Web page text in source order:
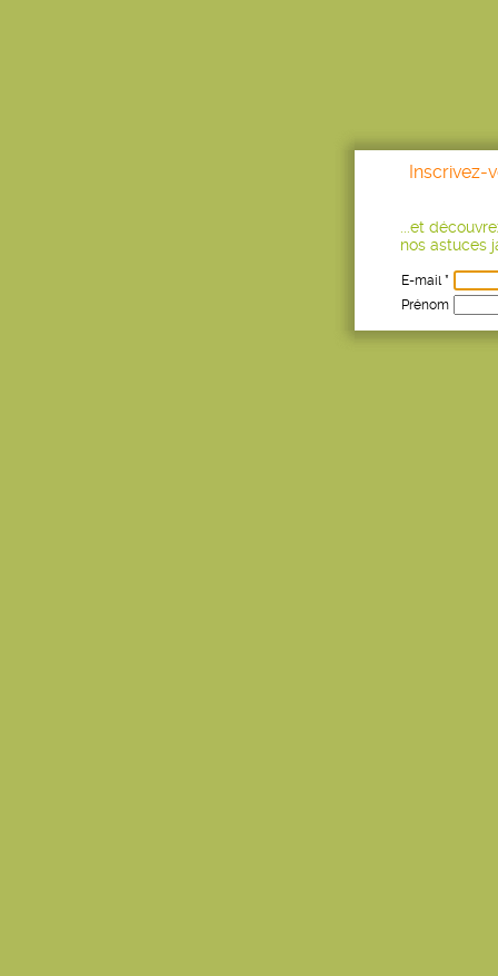
Inscrivez-
...et
nos astuces
E-mail *
Prénom
Age